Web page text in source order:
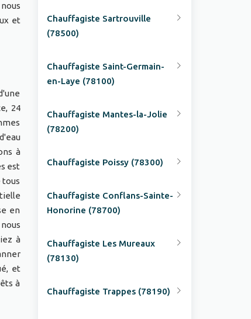
et
24
à
est
tous
en
à
et
à
Chauffagiste Sartrouville
(78500)
Chauffagiste Saint-Germain-
en-Laye (78100)
Chauffagiste Mantes-la-Jolie
(78200)
Chauffagiste Poissy (78300)
Chauffagiste Conflans-Sainte-
Honorine (78700)
Chauffagiste Les Mureaux
(78130)
Chauffagiste Trappes (78190)